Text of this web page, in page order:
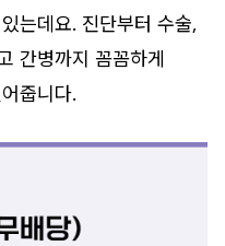
는데요. 진단부터 수술,
간병까지 꼼꼼하게
줍니다.